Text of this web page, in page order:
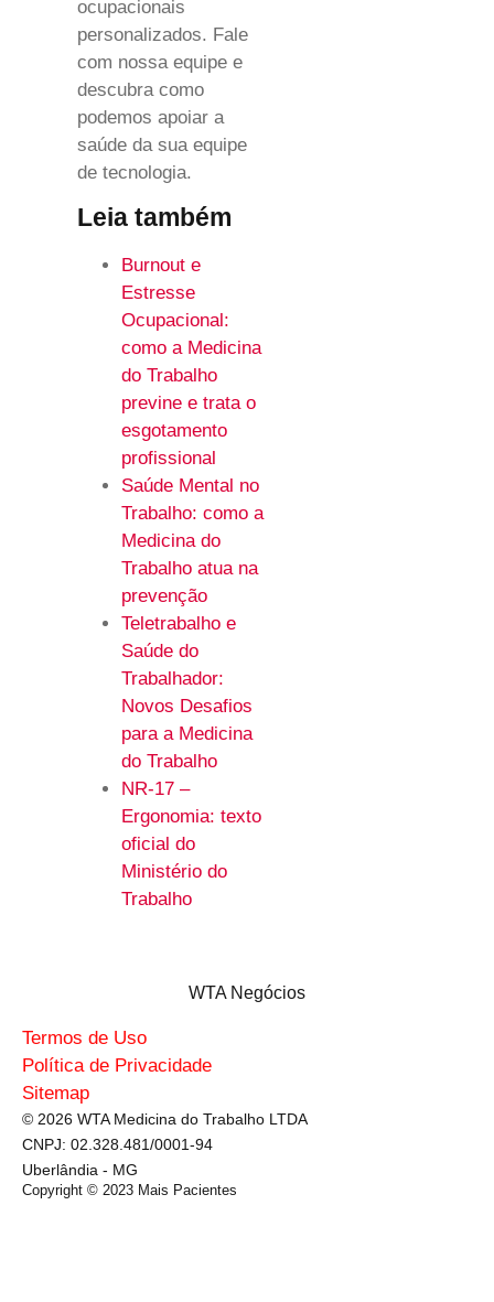
ocupacionais
personalizados. Fale
com nossa equipe e
descubra como
podemos apoiar a
saúde da sua equipe
de tecnologia.
Leia também
Burnout e
Estresse
Ocupacional:
como a Medicina
do Trabalho
previne e trata o
esgotamento
profissional
Saúde Mental no
Trabalho: como a
Medicina do
Trabalho atua na
prevenção
Teletrabalho e
Saúde do
Trabalhador:
Novos Desafios
para a Medicina
do Trabalho
NR-17 –
Ergonomia: texto
oficial do
Ministério do
Trabalho
WTA Negócios
Termos de Uso
Política de Privacidade
Sitemap
© 2026 WTA Medicina do Trabalho LTDA
CNPJ: 02.328.481/0001-94
Uberlândia - MG
Copyright © 2023 Mais Pacientes